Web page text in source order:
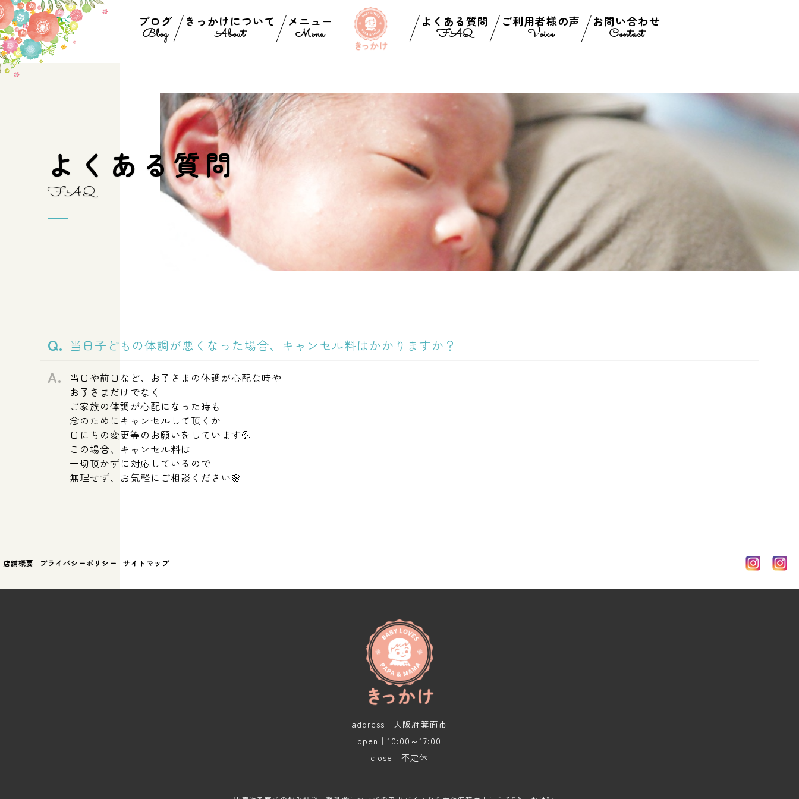
ブログ
Blog
きっかけについて
About
メニュー
Menu
よくある質問
FAQ
ご利用者様の声
Voice
お問い合わせ
Contact
よ く あ る質問
FAQ
当日子どもの体調が悪くなった場合、キャンセル料はかかりますか？
当日や前日など、お子さまの体調が心配な時や
お子さまだけでなく
ご家族の体調が心配になった時も
念のためにキャンセルして頂くか
日にちの変更等のお願いをしています💦
この場合、キャンセル料は
一切頂かずに対応しているので
無理せず、お気軽にご相談ください🌸
店舗概要 プライバシーポリシー サイトマップ
address｜大阪府箕面市
open｜10:00～17:00
close｜不定休